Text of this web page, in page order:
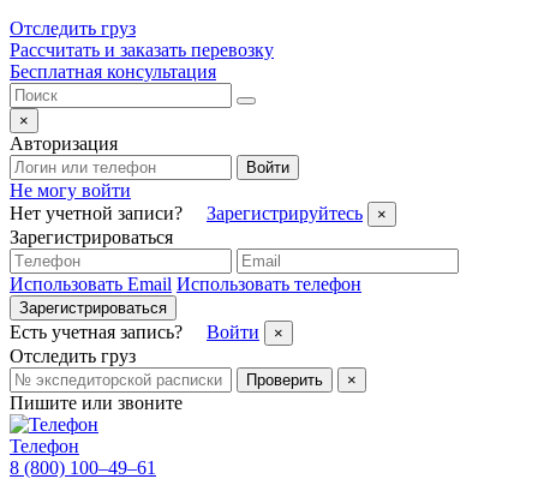
Отследить груз
Рассчитать и заказать перевозку
Бесплатная консультация
×
Авторизация
Войти
Не могу войти
Нет учетной записи?
Зарегистрируйтесь ×
Зарегистрироваться
Использовать Email Использовать телефон
Зарегистрироваться
Есть учетная запись? Войти ×
Отследить груз
Проверить ×
Пишите или звоните
Телефон
8 (800) 100–49–61